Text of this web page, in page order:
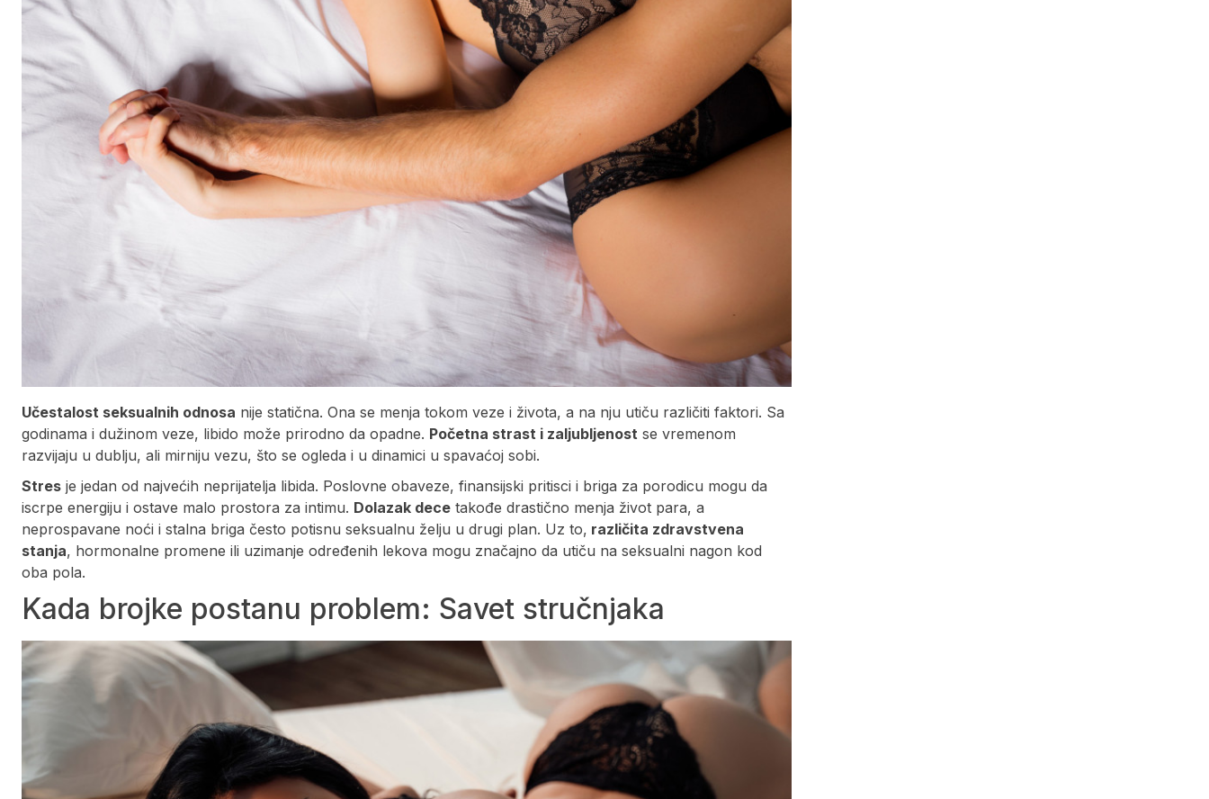
Učestalost seksualnih odnosa nije statična. Ona se menja tokom veze i života, a na nju utiču različiti faktori. Sa
godinama i dužinom veze, libido može prirodno da opadne. Početna strast i zaljubljenost se vremenom
razvijaju u dublju, ali mirniju vezu, što se ogleda i u dinamici u spavaćoj sobi.
Stres je jedan od najvećih neprijatelja libida. Poslovne obaveze, finansijski pritisci i briga za porodicu mogu da
iscrpe energiju i ostave malo prostora za intimu. Dolazak dece takođe drastično menja život para, a
neprospavane noći i stalna briga često potisnu seksualnu želju u drugi plan. Uz to, različita zdravstvena
stanja, hormonalne promene ili uzimanje određenih lekova mogu značajno da utiču na seksualni nagon kod
oba pola.
Kada brojke postanu problem: Savet stručnjaka